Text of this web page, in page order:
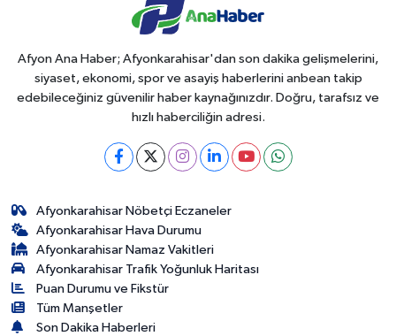
Afyon Ana Haber; Afyonkarahisar'dan son dakika gelişmelerini,
siyaset, ekonomi, spor ve asayiş haberlerini anbean takip
edebileceğiniz güvenilir haber kaynağınızdır. Doğru, tarafsız ve
hızlı haberciliğin adresi.
Afyonkarahisar Nöbetçi Eczaneler
Afyonkarahisar Hava Durumu
Afyonkarahisar Namaz Vakitleri
Afyonkarahisar Trafik Yoğunluk Haritası
Puan Durumu ve Fikstür
Tüm Manşetler
Son Dakika Haberleri